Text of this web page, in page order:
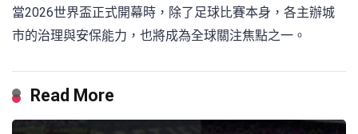
當2026世界盃正式開幕時，除了足球比賽本身，各主辦城
市的治理與安保能力，也將成為全球關注焦點之一。
Read More